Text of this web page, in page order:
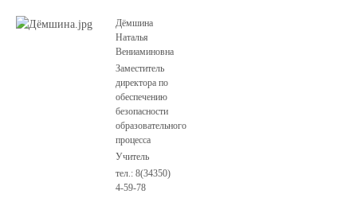
Дёмшина
Наталья
Вениаминовна
Заместитель
директора по
обеспечению
безопасности
образовательного
процесса
Учитель
тел.: 8(34350)
4-59-78